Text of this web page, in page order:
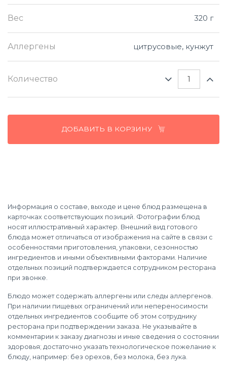
Вес 320 г
Аллергены цитрусовые, кунжут
Количество
ДОБАВИТЬ В КОРЗИНУ
Информация о составе, выходе и цене блюд размещена в
карточках соответствующих позиций. Фотографии блюд
носят иллюстративный характер. Внешний вид готового
блюда может отличаться от изображения на сайте в связи с
особенностями приготовления, упаковки, сезонностью
ингредиентов и иными объективными факторами. Наличие
отдельных позиций подтверждается сотрудником ресторана
при звонке.
Блюдо может содержать аллергены или следы аллергенов.
При наличии пищевых ограничений или непереносимости
отдельных ингредиентов сообщите об этом сотруднику
ресторана при подтверждении заказа. Не указывайте в
комментарии к заказу диагнозы и иные сведения о состоянии
здоровья; достаточно указать технологическое пожелание к
блюду, например: без орехов, без молока, без лука.